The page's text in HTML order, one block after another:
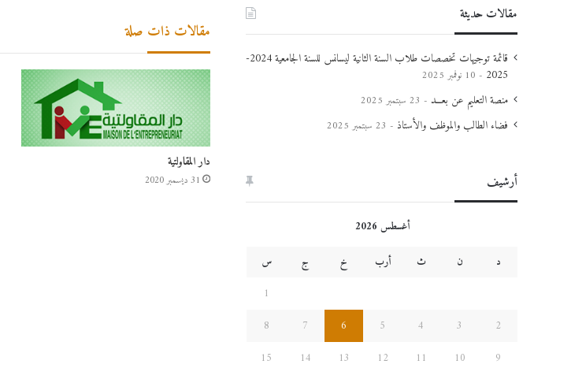
مقالات ذات صلة
دار المقاولتية
31 ديسمبر 2020
مقالات حديثة
قائمة توجيهات تخصصات طلاب السنة الثانية ليسانس للسنة الجامعية 2024-
2025
10 نوفمبر 2025
منصة التعليم عن بعـــد 23 سبتمبر 2025
فضاء الطالب والموظف والأستاذ 23 سبتمبر 2025
أرشيف
أغسطس 2026
د
ن ث أرب خ ج
س
1
2
3
4
5
6
7
8
9
10
11
12
13
14
15